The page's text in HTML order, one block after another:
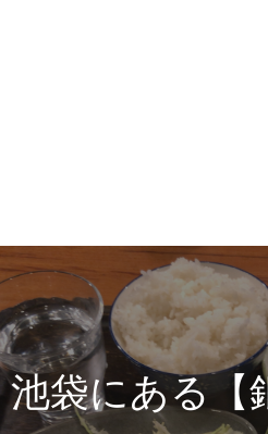
池袋にある【